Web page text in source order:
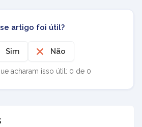
artigo foi útil?
Sim Não
acharam isso útil: 0 de 0